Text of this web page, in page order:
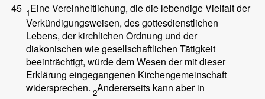
45 1Eine Vereinheitlichung, die die lebendige Vielfalt der
Verkündigungsweisen, des gottesdienstlichen
Lebens, der kirchlichen Ordnung und der
diakonischen wie gesellschaftlichen Tätigkeit
beeinträchtigt, würde dem Wesen der mit dieser
Erklärung eingegangenen Kirchengemeinschaft
widersprechen. 2Andererseits kann aber in